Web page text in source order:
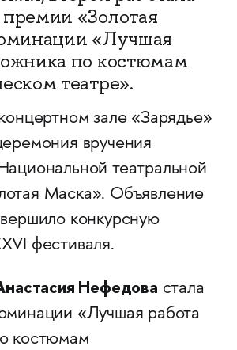
«Золотая
«Лучшая
по костюмам
театре».
зале «Зарядье»
вручения
театральной
Маска». Объявление
конкурсную
фестиваля.
Нефедова стала
«Лучшая работа
костюмам